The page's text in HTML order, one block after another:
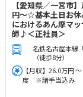
【愛知県／一宮市
円～☆基本土日お
におけるあん摩マ
師♪＜正社員＞
名鉄名古屋本線
（徒歩8分）
【月収】26.0万円
度 ※諸手当込み